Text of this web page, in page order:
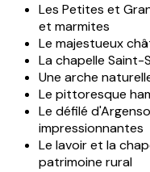
Les Petites et
et marmites
Le majestueux
La chapelle Saint-
Une arche
Le pittoresque
Le défilé
impressionnantes
Le lavoir et la
patrimoine rural